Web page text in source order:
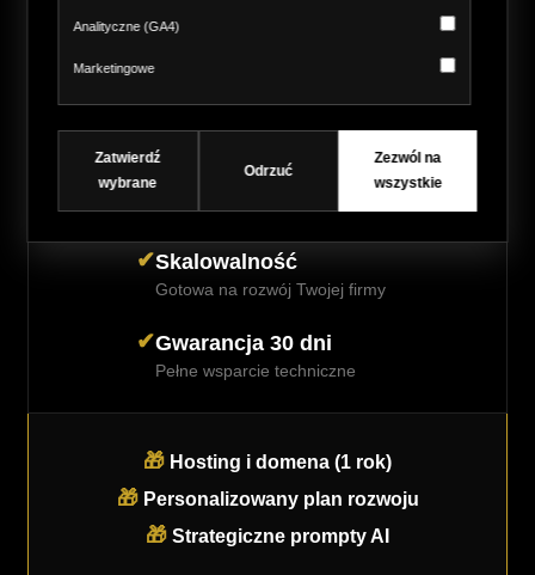
Idealna na każdym urządzeniu
✔
Pełny podgląd danych i ruchu
✔Stabilność 100%
Bezpieczeństwo i pewność
danych
✔Skalowalność
Gotowa na rozwój Twojej firmy
✔Gwarancja 30 dni
Pełne wsparcie techniczne
🎁 Hosting i domena (1 rok)
🎁Personalizowany plan rozwoju
🎁 Strategiczne prompty AI
Analityczne (GA4)
Marketingowe
Zatwierdź
wybrane
Odrzuć
Zezwól na
wszystkie